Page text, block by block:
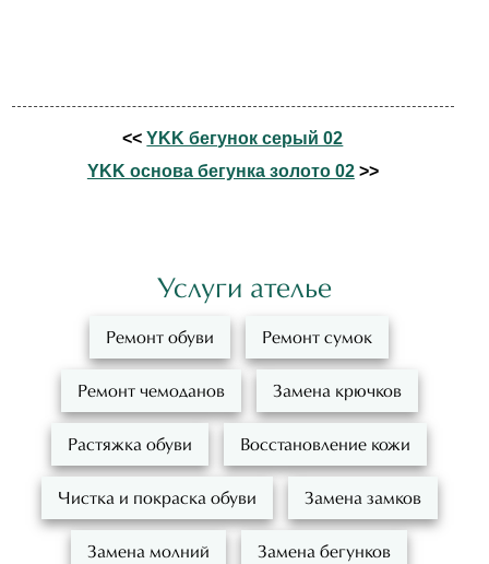
<<YKK бегунок серый 02
YKK основа бегунка золото 02>>
Услуги ателье
Ремонт обуви Ремонт сумок
Ремонт чемоданов Замена крючков
Растяжка обуви Восстановление кожи
Чистка и покраска обуви Замена замков
Замена молний Замена бегунков